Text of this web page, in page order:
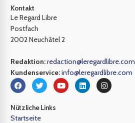
Kontakt
Le Regard Libre
Postfach
2002 Neuchâtel 2
Redaktion:redaction@leregardlibre.com
Kundenservice:info@leregardlibre.com
Nützliche Links
Startseite